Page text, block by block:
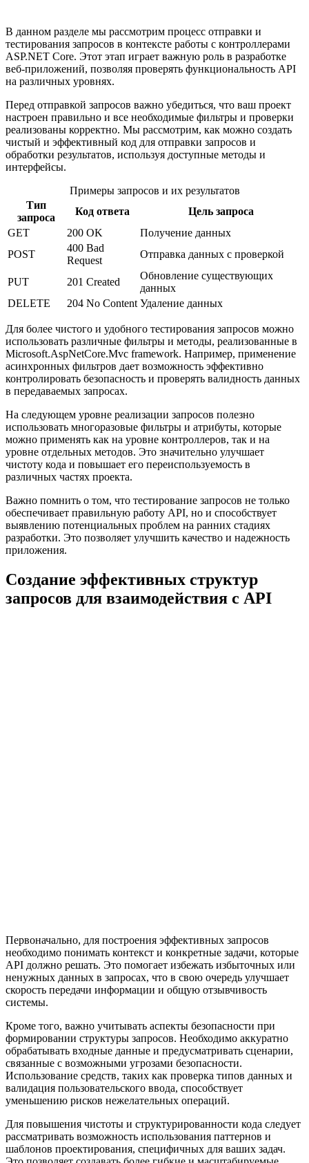
В данном разделе мы рассмотрим процесс отправки и
тестирования запросов в контексте работы с контроллерами
ASP.NET Core. Этот этап играет важную роль в разработке
веб-приложений, позволяя проверять функциональность API
на различных уровнях.
Перед отправкой запросов важно убедиться, что ваш проект
настроен правильно и все необходимые фильтры и проверки
реализованы корректно. Мы рассмотрим, как можно создать
чистый и эффективный код для отправки запросов и
обработки результатов, используя доступные методы и
интерфейсы.
Примеры запросов и их результатов
Тип
запроса
Код ответа
Цель запроса
GET
200 OK
Получение данных
POST
400 Bad
Request
Отправка данных с проверкой
PUT 201 Created
Обновление существующих
данных
DELETE
204 No Content Удаление данных
Для более чистого и удобного тестирования запросов можно
использовать различные фильтры и методы, реализованные в
Microsoft.AspNetCore.Mvc framework. Например, применение
асинхронных фильтров дает возможность эффективно
контролировать безопасность и проверять валидность данных
в передаваемых запросах.
На следующем уровне реализации запросов полезно
использовать многоразовые фильтры и атрибуты, которые
можно применять как на уровне контроллеров, так и на
уровне отдельных методов. Это значительно улучшает
чистоту кода и повышает его переиспользуемость в
различных частях проекта.
Важно помнить о том, что тестирование запросов не только
обеспечивает правильную работу API, но и способствует
выявлению потенциальных проблем на ранних стадиях
разработки. Это позволяет улучшить качество и надежность
приложения.
Создание эффективных структур
запросов для взаимодействия с API
Первоначально, для построения эффективных запросов
необходимо понимать контекст и конкретные задачи, которые
API должно решать. Это помогает избежать избыточных или
ненужных данных в запросах, что в свою очередь улучшает
скорость передачи информации и общую отзывчивость
системы.
Кроме того, важно учитывать аспекты безопасности при
формировании структуры запросов. Необходимо аккуратно
обрабатывать входные данные и предусматривать сценарии,
связанные с возможными угрозами безопасности.
Использование средств, таких как проверка типов данных и
валидация пользовательского ввода, способствует
уменьшению рисков нежелательных операций.
Для повышения чистоты и структурированности кода следует
рассматривать возможность использования паттернов и
шаблонов проектирования, специфичных для ваших задач.